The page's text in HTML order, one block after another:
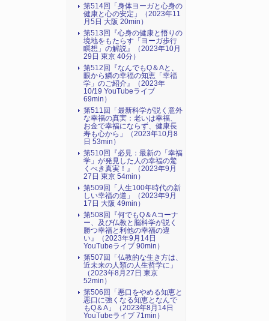
第514回「身体ヨーガと心身の
健康と心の安定」（2023年11
月5日 大阪 20min）
第513回『心身の健康と悟りの
境地をもたらす「ヨーガ歩行
瞑想」の解説』（2023年10月
29日 東京 40分）
第512回『なんでもQ＆Aと、
眼から鱗の幸福の知恵「幸福
学」のご紹介』（2023年
10/19 YouTubeライブ
69min）
第511回「最新科学が説く意外
な幸福の真実：老いは幸福、
お金で幸福にならず、健康長
寿も心から」（2023年10月8
日 53min）
第510回『必見：最新の「幸福
学」が発見した人の幸福の驚
くべき真実！』（2023年9月
27日 東京 54min）
第509回「人生100年時代の新
しい幸福の道」（2023年9月
17日 大阪 49min）
第508回『何でもQ＆Aコーナ
ー、及び仏教と脳科学が説く
勝つ幸福と利他の幸福の違
い』（2023年9月14日
YouTubeライブ 90min）
第507回「仏教的な生き方は、
近未来の人類の人生哲学に」
（2023年8月27日 東京
52min）
第506回「悪口をやめる知恵と
悪口に強くなる知恵となんで
もQ＆A」（2023年8月14日
YouTubeライブ 71min）